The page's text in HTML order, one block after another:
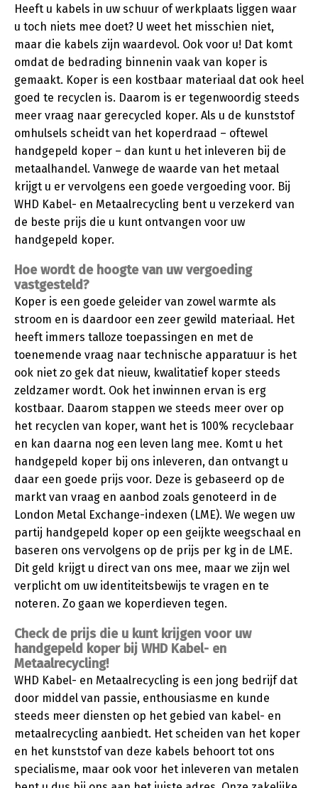
Heeft u kabels in uw schuur of werkplaats liggen waar
u toch niets mee doet? U weet het misschien niet,
maar die kabels zijn waardevol. Ook voor u! Dat komt
omdat de bedrading binnenin vaak van koper is
gemaakt. Koper is een kostbaar materiaal dat ook heel
goed te recyclen is. Daarom is er tegenwoordig steeds
meer vraag naar gerecycled koper. Als u de kunststof
omhulsels scheidt van het koperdraad – oftewel
handgepeld koper – dan kunt u het inleveren bij de
metaalhandel. Vanwege de waarde van het metaal
krijgt u er vervolgens een goede vergoeding voor. Bij
WHD Kabel- en Metaalrecycling bent u verzekerd van
de beste prijs die u kunt ontvangen voor uw
handgepeld koper.
Hoe wordt de hoogte van uw vergoeding
vastgesteld?
Koper is een goede geleider van zowel warmte als
stroom en is daardoor een zeer gewild materiaal. Het
heeft immers talloze toepassingen en met de
toenemende vraag naar technische apparatuur is het
ook niet zo gek dat nieuw, kwalitatief koper steeds
zeldzamer wordt. Ook het inwinnen ervan is erg
kostbaar. Daarom stappen we steeds meer over op
het recyclen van koper, want het is 100% recyclebaar
en kan daarna nog een leven lang mee. Komt u het
handgepeld koper bij ons inleveren, dan ontvangt u
daar een goede prijs voor. Deze is gebaseerd op de
markt van vraag en aanbod zoals genoteerd in de
London Metal Exchange-indexen (LME). We wegen uw
partij handgepeld koper op een geijkte weegschaal en
baseren ons vervolgens op de prijs per kg in de LME.
Dit geld krijgt u direct van ons mee, maar we zijn wel
verplicht om uw identiteitsbewijs te vragen en te
noteren. Zo gaan we koperdieven tegen.
Check de prijs die u kunt krijgen voor uw
handgepeld koper bij WHD Kabel- en
Metaalrecycling!
WHD Kabel- en Metaalrecycling is een jong bedrijf dat
door middel van passie, enthousiasme en kunde
steeds meer diensten op het gebied van kabel- en
metaalrecycling aanbiedt. Het scheiden van het koper
en het kunststof van deze kabels behoort tot ons
specialisme, maar ook voor het inleveren van metalen